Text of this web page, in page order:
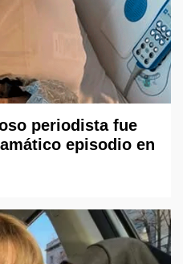
periodista fue
episodio en